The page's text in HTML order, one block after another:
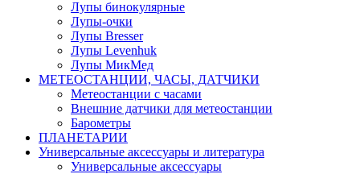
Лупы бинокулярные
Лупы-очки
Лупы Bresser
Лупы Levenhuk
Лупы МикМед
МЕТЕОСТАНЦИИ, ЧАСЫ, ДАТЧИКИ
Метеостанции с часами
Внешние датчики для метеостанции
Барометры
ПЛАНЕТАРИИ
Универсальные аксессуары и литература
Универсальные аксессуары